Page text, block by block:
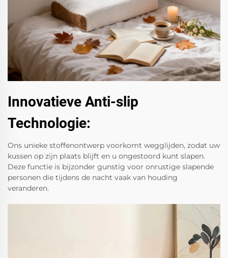
Innovatieve Anti-slip
Technologie:
Ons unieke stoffenontwerp voorkomt wegglijden, zodat uw
kussen op zijn plaats blijft en u ongestoord kunt slapen.
Deze functie is bijzonder gunstig voor onrustige slapende
personen die tijdens de nacht vaak van houding
veranderen.